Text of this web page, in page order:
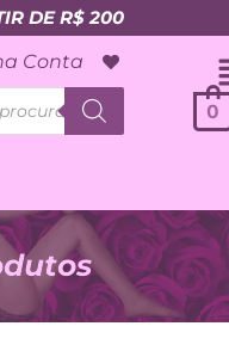
DE R$ 200
Conta
0